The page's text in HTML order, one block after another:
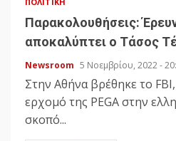
Παρακολουθήσεις:
αποκαλύπτει ο Τάσος
Newsroom 5 Νοεμβρίου, 2022 -
Στην Αθήνα βρέθηκε το
ερχομό της PEGA στην
σκοπό...